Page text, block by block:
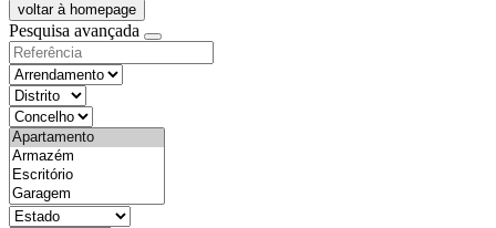
voltar à homepage
Pesquisa avançada